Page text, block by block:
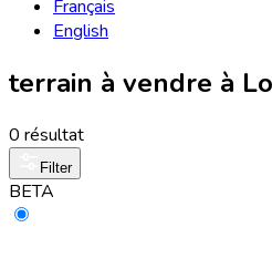
Français
English
terrain à vendre à
0 résultat
Filter
BETA